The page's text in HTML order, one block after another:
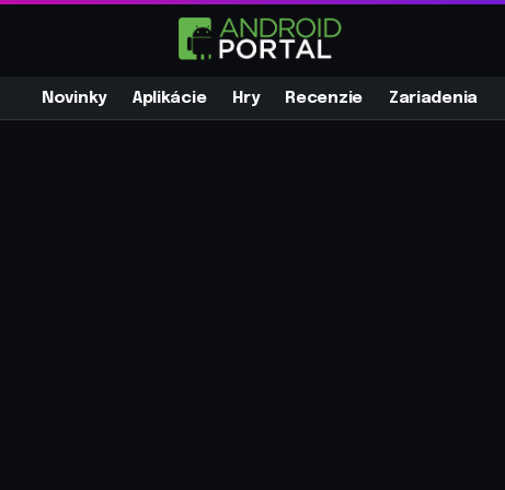
Novinky Aplikácie Hry Recenzie Zariadenia